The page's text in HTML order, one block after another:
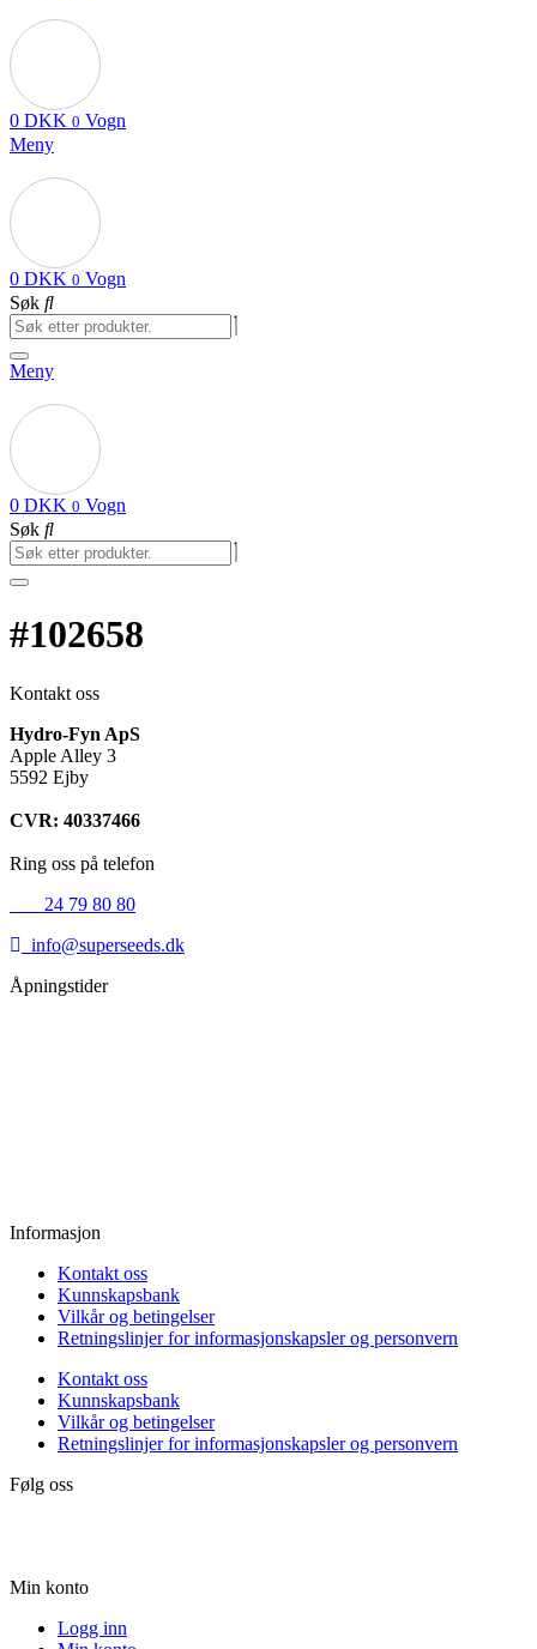
0 DKK 0 Vogn
Meny
0 DKK 0 Vogn
Søk
Meny
0 DKK 0 Vogn
Søk
#102658
Kontakt oss
Hydro-Fyn ApS
Apple Alley 3
5592 Ejby
CVR: 40337466
Ring oss på telefon
24 79 80 80
info@superseeds.dk
Åpningstider
Informasjon
Kontakt oss
Kunnskapsbank
Vilkår og betingelser
Retningslinjer for informasjonskapsler og personvern
Kontakt oss
Kunnskapsbank
Vilkår og betingelser
Retningslinjer for informasjonskapsler og personvern
Følg oss
Min konto
Logg inn